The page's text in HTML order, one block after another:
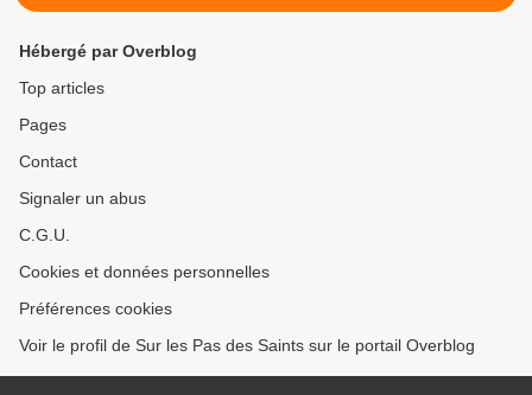
Hébergé par Overblog
Top articles
Pages
Contact
Signaler un abus
C.G.U.
Cookies et données personnelles
Préférences cookies
Voir le profil de Sur les Pas des Saints sur le portail Overblog